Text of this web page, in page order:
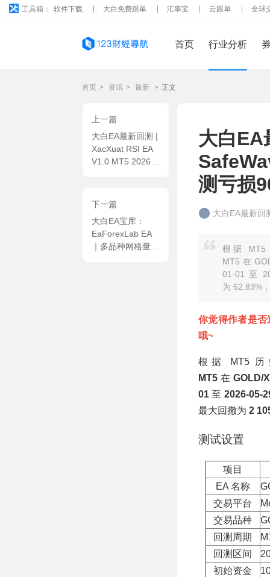
工具箱： 软件下载 大白免费跟单 汇率宝 云跟单 全球
首页 行业分析
首页 > 资讯 > 最新 > 正文
上一篇
大白EA最新回测 |
XacXuat RSI EA
V1.0 MT5 2026年
率99.28%
下一篇
大白EA宝库：
EaForexLab EA
｜多品种网格量化
大白EA
测亏损
大白EA最新回
根据 MT5
MT5 在
01-01 至
为 62.83%
你觉得作者是
哦~
根据 MT5
MT5 在 GOLD/
01 至2026-05-
最大回撤为 2
测试设置
项目
EA 名称
交易平台
交易品种
回测周期
回测区间
初始资金